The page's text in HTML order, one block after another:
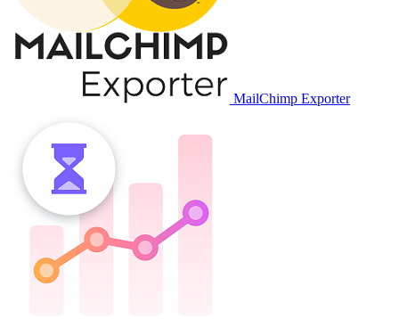
MailChimp Exporter